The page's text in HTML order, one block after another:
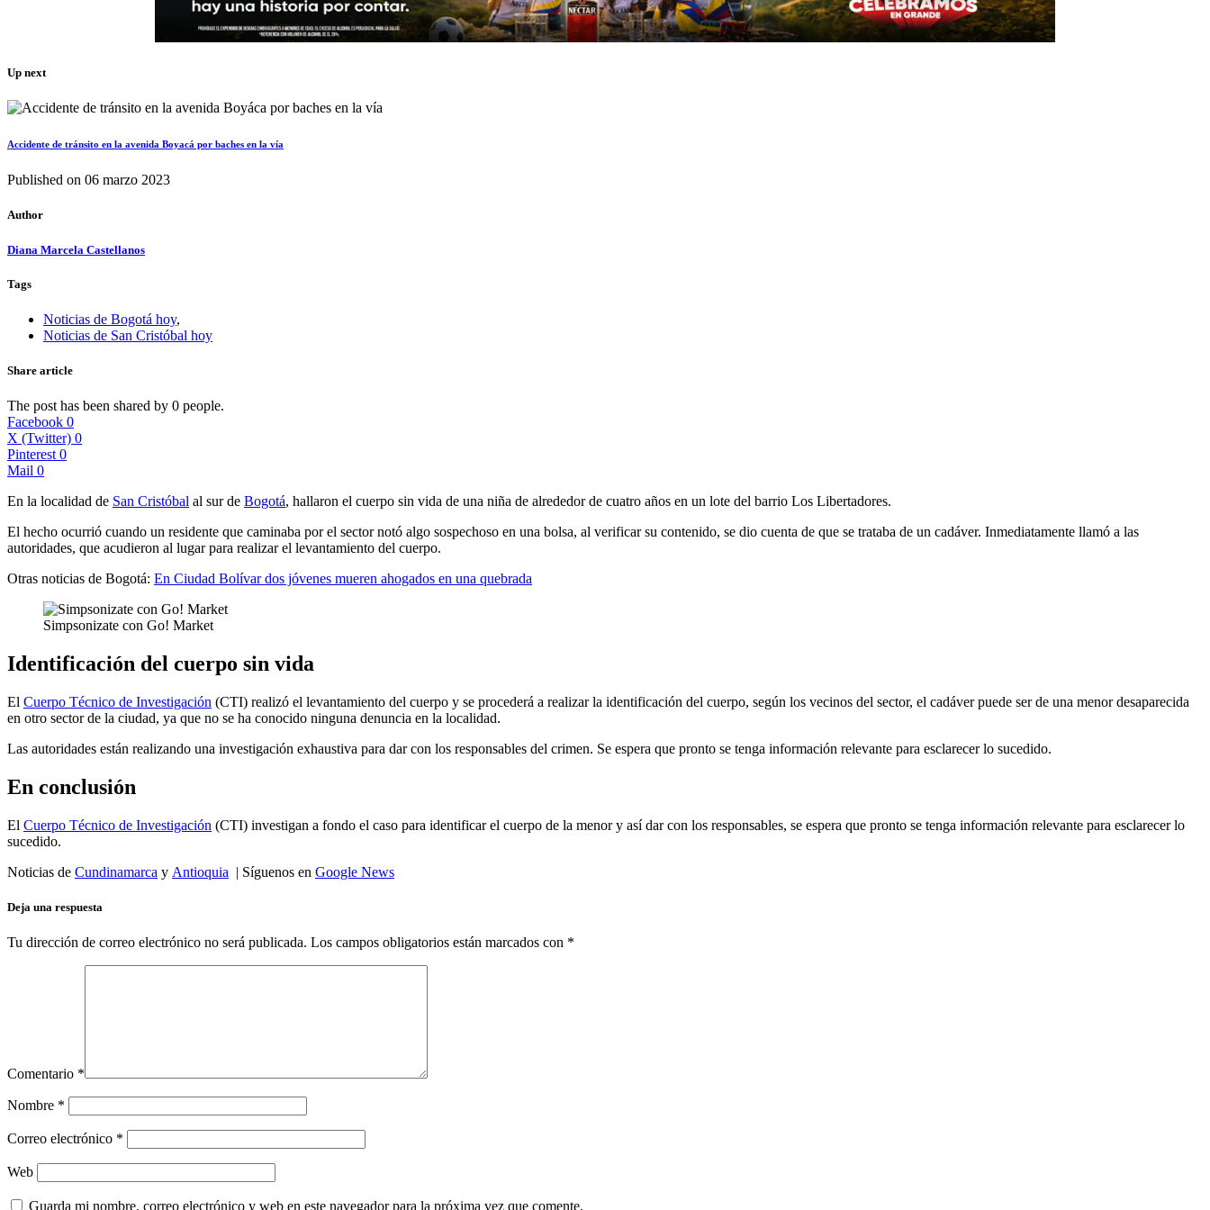
Up next
Accidente de tránsito en la avenida Boyacá por baches en la vía
Published on 06 marzo 2023
Author
Diana Marcela Castellanos
Tags
Noticias de Bogotá hoy,
Noticias de San Cristóbal hoy
Share article
The post has been shared by 0 people.
Facebook 0
X (Twitter) 0
Pinterest 0
Mail 0
En la localidad de San Cristóbal al sur de Bogotá, hallaron el cuerpo sin vida de una niña de alrededor de cuatro años en un lote del barrio Los Libertadores.
El hecho ocurrió cuando un residente que caminaba por el sector notó algo sospechoso en una bolsa, al verificar su contenido, se dio cuenta de que se trataba de un cadáver. Inmediatamente llamó a las
autoridades, que acudieron al lugar para realizar el levantamiento del cuerpo.
Otras noticias de Bogotá: En Ciudad Bolívar dos jóvenes mueren ahogados en una quebrada
Simpsonizate con Go! Market
Identificación del cuerpo sin vida
El Cuerpo Técnico de Investigación (CTI) realizó el levantamiento del cuerpo y se procederá a realizar la identificación del cuerpo, según los vecinos del sector, el cadáver puede ser de una menor desaparecida
en otro sector de la ciudad, ya que no se ha conocido ninguna denuncia en la localidad.
Las autoridades están realizando una investigación exhaustiva para dar con los responsables del crimen. Se espera que pronto se tenga información relevante para esclarecer lo sucedido.
En conclusión
El Cuerpo Técnico de Investigación (CTI) investigan a fondo el caso para identificar el cuerpo de la menor y así dar con los responsables, se espera que pronto se tenga información relevante para esclarecer lo
sucedido.
Noticias de Cundinamarca y Antioquia | Síguenos en Google News
Deja una respuesta
Tu dirección de correo electrónico no será publicada. Los campos obligatorios están marcados con *
Comentario *
Nombre *
Correo electrónico *
Web
Guarda mi nombre, correo electrónico y web en este navegador para la próxima vez que comente.